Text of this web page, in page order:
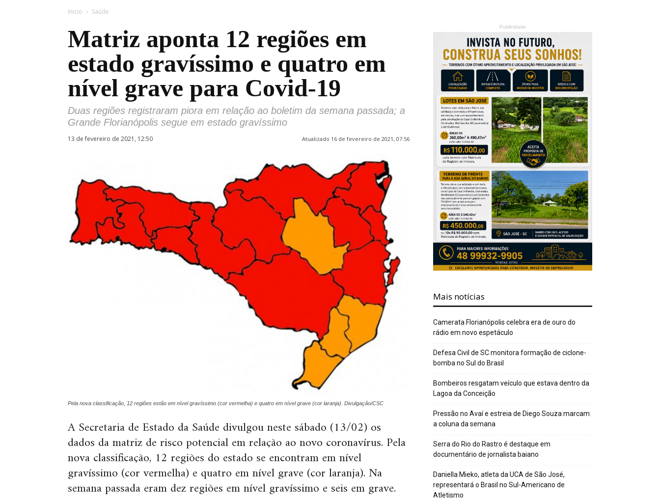
Inicio Saúde
Matriz aponta 12 regiões em
estado gravíssimo e quatro em
nível grave para Covid-19
Duas regiões registraram piora em relação ao boletim da semana passada; a
Grande Florianópolis segue em estado gravíssimo
13 de fevereiro de 2021, 12:50 Atualizado 16 de fevereiro de 2021, 07:56
Pela nova classificação, 12 regiões estão em nível gravíssimo (cor vermelha) e quatro em nível grave (cor laranja). Divulgação/CSC
A Secretaria de Estado da Saúde divulgou neste sábado (13/02) os
dados da matriz de risco potencial em relação ao novo coronavírus. Pela
nova classificação, 12 regiões do estado se encontram em nível
gravíssimo (cor vermelha) e quatro em nível grave (cor laranja). Na
semana passada eram dez regiões em nível gravíssimo e seis em grave.
Publicidade
Mais notícias
Camerata Florianópolis celebra era de ouro do
rádio em novo espetáculo
Defesa Civil de SC monitora formação de ciclone-
bomba no Sul do Brasil
Bombeiros resgatam veículo que estava dentro da
Lagoa da Conceição
Pressão no Avaí e estreia de Diego Souza marcam
a coluna da semana
Serra do Rio do Rastro é destaque em
documentário de jornalista baiano
Daniella Mieko, atleta da UCA de São José,
representará o Brasil no Sul-Americano de
Atletismo